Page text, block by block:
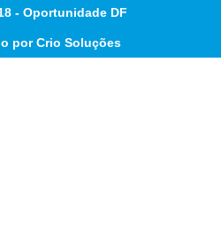
- Oportunidade DF
por Crio Soluções